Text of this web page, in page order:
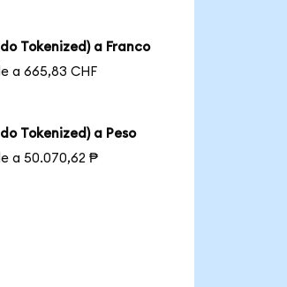
Tokenized) a Franco
a 665,83 CHF
Tokenized) a Peso
a 50.070,62 ₱